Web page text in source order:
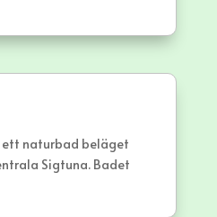
naturbad beläget
Sigtuna. Badet
och gräsytor.